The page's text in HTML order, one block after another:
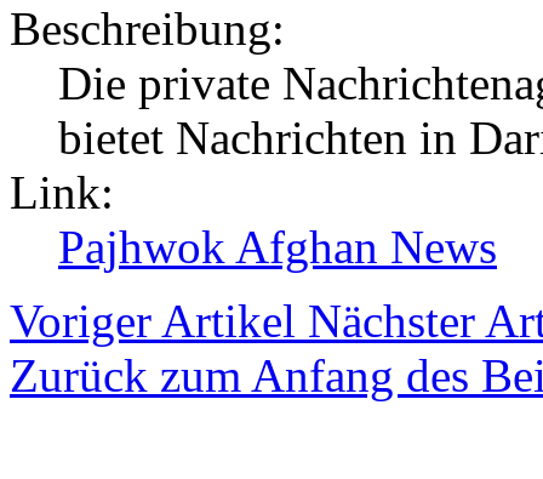
Beschreibung:
Die private
bietet Nachrichten in
Link:
Pajhwok Afghan News
Voriger Artikel Nächster
Zurück zum Anfang des